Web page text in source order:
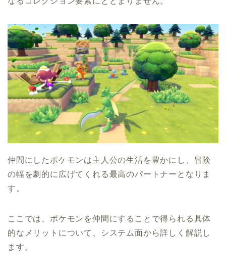
仲間にしたポケモンは主人公の生活を豊かにし、冒険
の幅を劇的に広げてくれる最高のパートナーとなりま
す。
ここでは、ポケモンを仲間にすることで得られる具体
的なメリットについて、システム面から詳しく解説し
ます。